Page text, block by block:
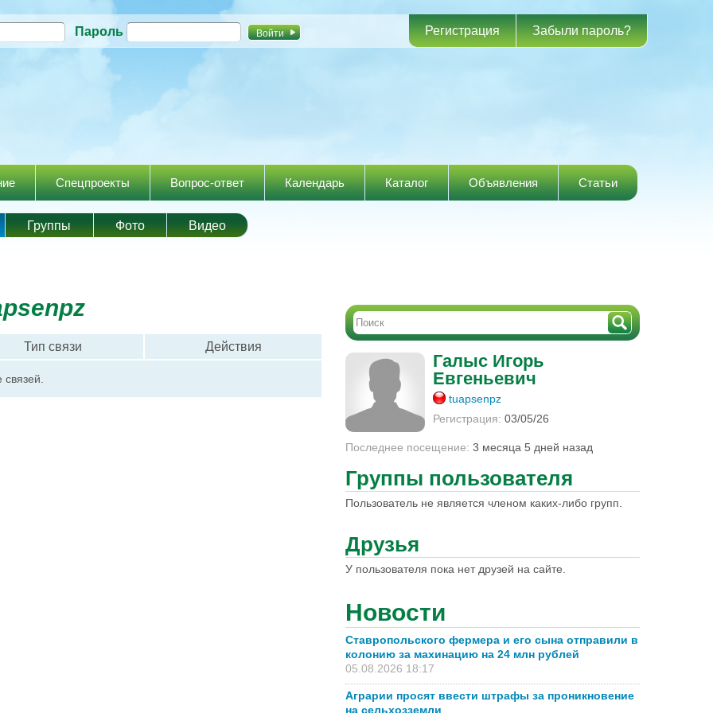
Перейти к
содержанию
Пароль Регистрация Забыли пароль?
Спецпроекты Вопрос-ответ Календарь Каталог Объявления Статьи
Группы Фото Видео
Тип связи Действия
Галыс Игорь
Евгеньевич
tuapsenpz
Регистрация: 03/05/26
Последнее посещение: 3 месяца 5 дней назад
Группы пользователя
Пользователь не является членом каких-либо групп.
Друзья
У пользователя пока нет друзей на сайте.
Новости
Ставропольского фермера и его сына отправили в
колонию за махинацию на 24 млн рублей
05.08.2026 18:17
Аграрии просят ввести штрафы за проникновение
на сельхозземли